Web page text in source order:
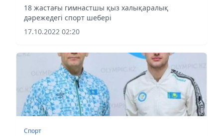
18 жастағы гимнастшы қыз халықаралық
дәрежедегі спорт шебері
17.10.2022 02:20
Спорт